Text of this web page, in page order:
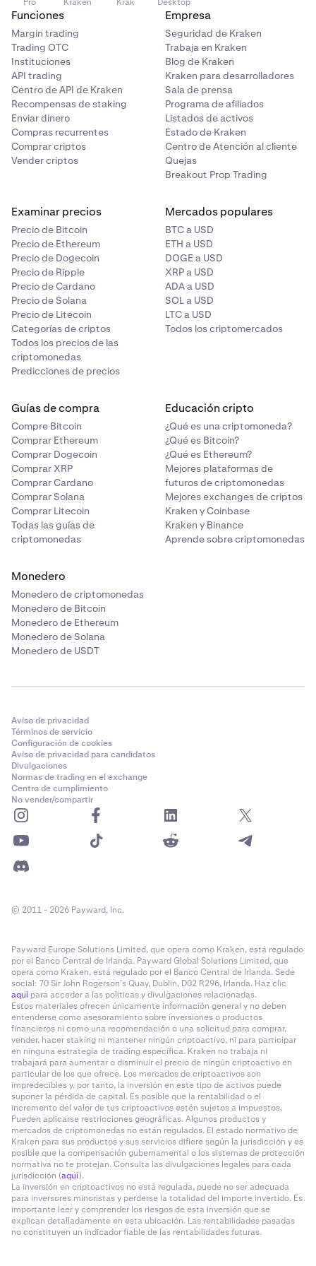
•
El valor nocional de esta operación en BTC es de 2
•
Al Trader A se le aplica una tarifa Taker de 0,008 BTC
(0,04%)
•
Al Trader B se le aplica una tarifa Taker de 0,003 BTC
(0,015%)
•
Ambos importes se transfieren inmediatamente
después de emparejarse
0,0008 BTC
= 1 / Precio de la operación * (Porcentaje de la comisión) *
Cantidad = 1 / 50.000 USD/BTC * 0,015% * 100.000 USD =
0,0003 BTC
= (Porcentaje de la comisión) * Valor nocional de la orden =
0,04% * 2 BTC = 0,0008 BTC
= (Porcentaje de la comisión) * Valor nocional de la orden =
= Porcentaje de la comisión % * (Cantidad * Precio de entrada) =
0,04% * 100.000 USD = 40 USD
= Porcentaje de la comisión % * (Cantidad * Precio de entrada) =
0,015% * 100.000 USD = 15 USD
Funciones
Margin trading
Trading OTC
Instituciones
API trading
Centro de API de Kraken
Recompensas de staking
Enviar dinero
Compras recurrentes
Comprar criptos
Vender criptos
Empresa
Seguridad de Kraken
Trabaja en Kraken
Blog de Kraken
Kraken para desarrolladores
Sala de prensa
Programa de afiliados
Listados de activos
Estado de Kraken
Centro de Atención al cliente
Quejas
Breakout Prop Trading
Examinar precios
Precio de Bitcoin
Precio de Ethereum
Precio de Dogecoin
Precio de Ripple
Precio de Cardano
Precio de Solana
Precio de Litecoin
Categorías de criptos
Todos los precios de las
criptomonedas
Predicciones de precios
Mercados populares
BTC a USD
ETH a USD
DOGE a USD
XRP a USD
ADA a USD
SOL a USD
LTC a USD
Todos los criptomercados
Guías de compra
Compre Bitcoin
Comprar Ethereum
Comprar Dogecoin
Comprar XRP
Comprar Cardano
Comprar Solana
Comprar Litecoin
Todas las guías de
criptomonedas
Educación cripto
¿Qué es una criptomoneda?
¿Qué es Bitcoin?
¿Qué es Ethereum?
Mejores plataformas de
futuros de criptomonedas
Mejores exchanges de criptos
Kraken y Coinbase
Kraken y Binance
Aprende sobre criptomonedas
Monedero
Monedero de criptomonedas
Monedero de Bitcoin
Monedero de Ethereum
Monedero de Solana
Monedero de USDT
Aviso de privacidad
Términos de servicio
Configuración de cookies
Aviso de privacidad para candidatos
Divulgaciones
Normas de trading en el exchange
Centro de cumplimiento
No vender/compartir
© 2011 - 2026 Payward, Inc.
Payward Europe Solutions Limited, que opera como Kraken, está regulado
por el Banco Central de Irlanda. Payward Global Solutions Limited, que
opera como Kraken, está regulado por el Banco Central de Irlanda. Sede
social: 70 Sir John Rogerson’s Quay, Dublin, D02 R296, Irlanda. Haz clic
aquí para acceder a las políticas y divulgaciones relacionadas.
Estos materiales ofrecen únicamente información general y no deben
entenderse como asesoramiento sobre inversiones o productos
financieros ni como una recomendación o una solicitud para comprar,
vender, hacer staking ni mantener ningún criptoactivo, ni para participar
en ninguna estrategia de trading específica. Kraken no trabaja ni
trabajará para aumentar o disminuir el precio de ningún criptoactivo en
particular de los que ofrece. Los mercados de criptoactivos son
impredecibles y, por tanto, la inversión en este tipo de activos puede
suponer la pérdida de capital. Es posible que la rentabilidad o el
incremento del valor de tus criptoactivos estén sujetos a impuestos.
Pueden aplicarse restricciones geográficas. Algunos productos y
mercados de criptomonedas no están regulados. El estado normativo de
Kraken para sus productos y sus servicios difiere según la jurisdicción y es
posible que la compensación gubernamental o los sistemas de protección
normativa no te protejan. Consulta las divulgaciones legales para cada
jurisdicción (aquí).
La inversión en criptoactivos no está regulada, puede no ser adecuada
para inversores minoristas y perderse la totalidad del importe invertido. Es
importante leer y comprender los riesgos de esta inversión que se
explican detalladamente en esta ubicación. Las rentabilidades pasadas
no constituyen un indicador fiable de las rentabilidades futuras.